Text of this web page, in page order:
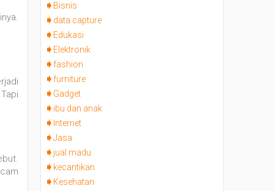
Bisnis
data capture
Edukasi
Elektronik
fashion
furniture
Gadget
ibu dan anak
Internet
Jasa
jual madu
kecantikan
Kesehatan